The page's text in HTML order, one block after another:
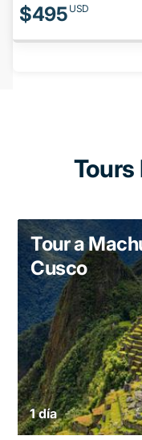
$495 USD
Tours
Tour a
Cusco
1 día